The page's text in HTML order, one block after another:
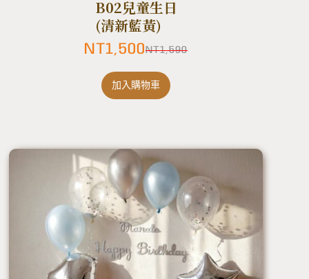
B02兒童生日
(清新藍黃)
NT1,590
NT1,500
加入購物車